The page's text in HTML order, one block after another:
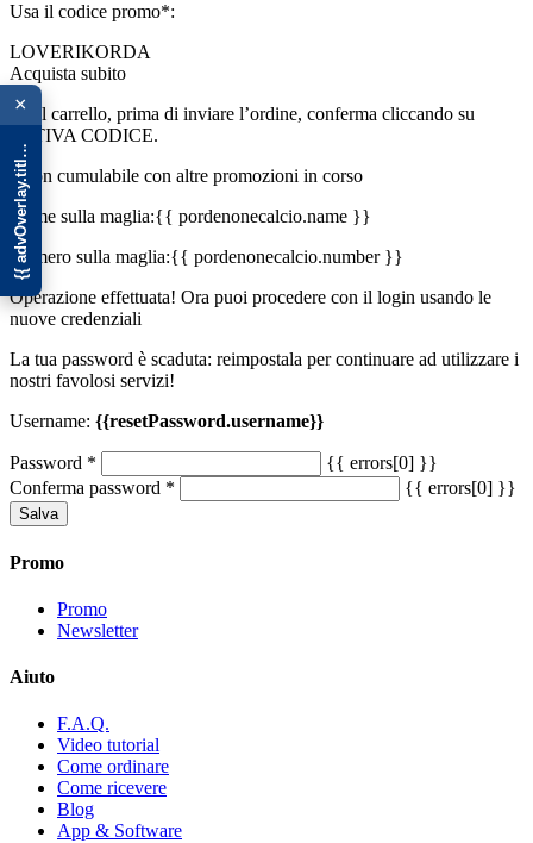
×
{{ advOverlay.title || 'Promo' }}
Usa il codice promo*:
LOVERIKORDA
Acquista subito
*Nel carrello, prima di inviare l’ordine, conferma cliccando su
ATTIVA CODICE.
*Non cumulabile con altre promozioni in corso
Nome sulla maglia:{{ pordenonecalcio.name }}
Numero sulla maglia:{{ pordenonecalcio.number }}
Operazione effettuata! Ora puoi procedere con il login usando le
nuove credenziali
La tua password è scaduta: reimpostala per continuare ad utilizzare i
nostri favolosi servizi!
Username: {{resetPassword.username}}
Password *
{{ errors[0] }}
Conferma password * {{ errors[0] }}
Salva
Promo
Promo
Newsletter
Aiuto
F.A.Q.
Video tutorial
Come ordinare
Come ricevere
Blog
App & Software